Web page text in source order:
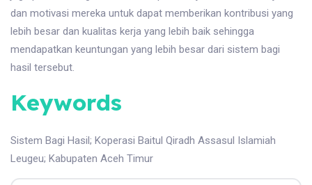
dan motivasi mereka untuk dapat memberikan kontribusi yang
lebih besar dan kualitas kerja yang lebih baik sehingga
mendapatkan keuntungan yang lebih besar dari sistem bagi
hasil tersebut.
Keywords
Sistem Bagi Hasil; Koperasi Baitul Qiradh Assasul Islamiah
Leugeu; Kabupaten Aceh Timur